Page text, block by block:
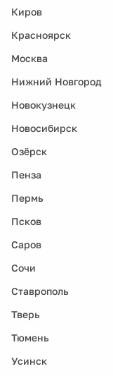
Киров
Красноярск
Москва
Нижний Новгород
Новокузнецк
Новосибирск
Озёрск
Пенза
Пермь
Псков
Саров
Сочи
Ставрополь
Тверь
Тюмень
Усинск